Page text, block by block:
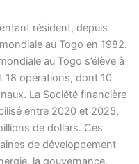
résident, depuis
au Togo en 1982.
au Togo s’élève à
18 opérations, dont 10
La Société financière
entre 2020 et 2025,
de dollars. Ces
de développement
la gouvernance,